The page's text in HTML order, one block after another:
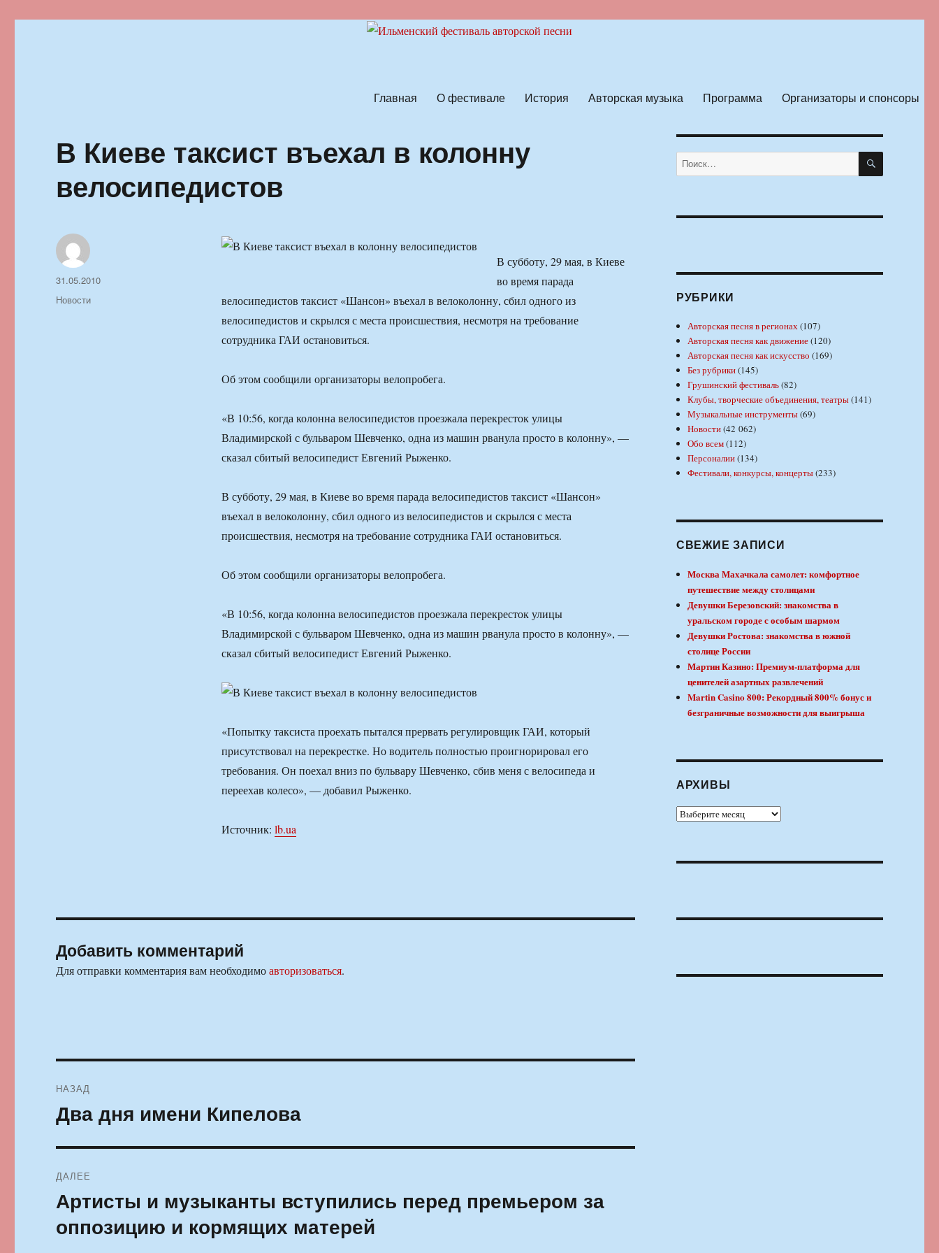
Главная О фестивале История Авторская музыка Программа Организаторы и спонсоры
В Киеве таксист въехал в колонну
велосипедистов
В субботу, 29 мая, в Киеве
во время парада
велосипедистов таксист «Шансон» въехал в велоколонну, сбил одного из
велосипедистов и скрылся с места происшествия, несмотря на требование
сотрудника ГАИ остановиться.
Об этом сообщили организаторы велопробега.
«В 10:56, когда колонна велосипедистов проезжала перекресток улицы
Владимирской с бульваром Шевченко, одна из машин рванула просто в колонну», —
сказал сбитый велосипедист Евгений Рыженко.
В субботу, 29 мая, в Киеве во время парада велосипедистов таксист «Шансон»
въехал в велоколонну, сбил одного из велосипедистов и скрылся с места
происшествия, несмотря на требование сотрудника ГАИ остановиться.
Об этом сообщили организаторы велопробега.
«В 10:56, когда колонна велосипедистов проезжала перекресток улицы
Владимирской с бульваром Шевченко, одна из машин рванула просто в колонну», —
сказал сбитый велосипедист Евгений Рыженко.
«Попытку таксиста проехать пытался прервать регулировщик ГАИ, который
присутствовал на перекрестке. Но водитель полностью проигнорировал его
требования. Он поехал вниз по бульвару Шевченко, сбив меня с велосипеда и
переехав колесо», — добавил Рыженко.
Источник: lb.ua
Автор
Опубликовано
31.05.2010
Рубрики
Новости
Добавить комментарий
Для отправки комментария вам необходимоавторизоваться.
по
НАЗАД
Предыдущая
запись:
Два дня имени Кипелова
ДАЛЕЕ
Следующая
запись:
Артисты и музыканты вступились перед премьером за
оппозицию и кормящих матерей
Искать: ПОИСК
РУБРИКИ
Авторская песня в регионах(107)
Авторская песня как движение(120)
Авторская песня как искусство (169)
Без рубрики(145)
Грушинский фестиваль(82)
Клубы, творческие объединения, театры(141)
Музыкальные инструменты(69)
Новости(42 062)
Обо всем(112)
Персоналии(134)
Фестивали, конкурсы, концерты(233)
СВЕЖИЕ ЗАПИСИ
Москва Махачкала самолет: комфортное
путешествие между столицами
Девушки Березовский: знакомства в
уральском городе с особым шармом
Девушки Ростова: знакомства в южной
столице России
Мартин Казино: Премиум-платформа для
ценителей азартных развлечений
Martin Casino 800: Рекордный 800% бонус и
безграничные возможности для выигрыша
АРХИВЫ
Архивы